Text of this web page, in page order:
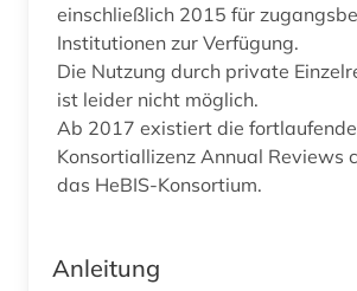
einschließlich 2015 für
Institutionen zur Verfügung.
Die Nutzung durch private
ist leider nicht möglich.
Ab 2017 existiert die fortlaufende
Konsortiallizenz Annual Reviews
das HeBIS-Konsortium.
Anleitung